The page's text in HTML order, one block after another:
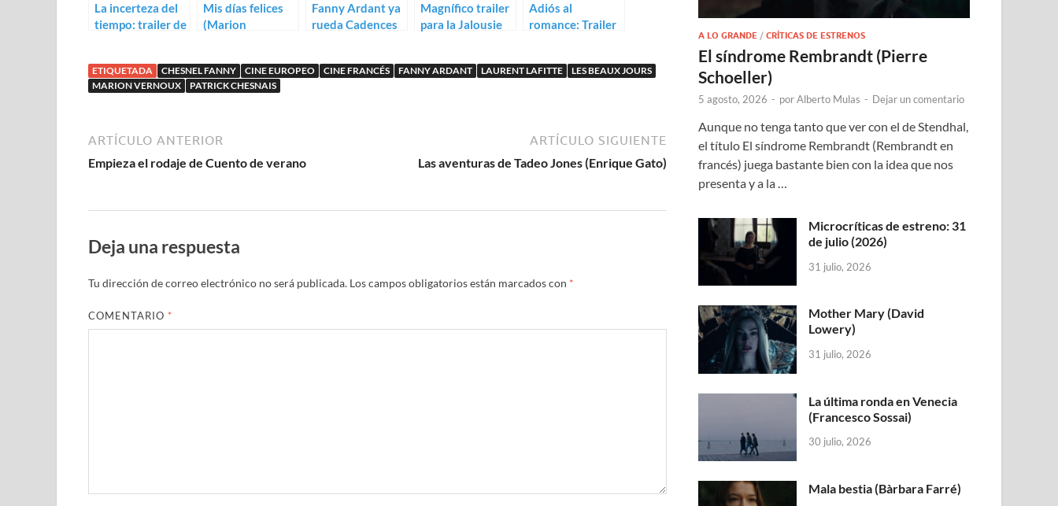
La incerteza del
tiempo: trailer de
Ardant
Mis días felices
(Marion
Fanny Ardant ya
rueda Cadences
Magnífico trailer
para la Jalousie
Adiós al
romance: Trailer
Asia Argento
ETIQUETADA CHESNEL FANNY CINE EUROPEO CINE FRANCÉS FANNY ARDANT LAURENT LAFITTE
LES BEAUX JOURS
MARION VERNOUX
PATRICK CHESNAIS
ARTÍCULO ANTERIOR
Empieza el rodaje de Cuento de verano
ARTÍCULO SIGUIENTE
Las aventuras de Tadeo Jones (Enrique Gato)
Deja una respuesta
Tu dirección de correo electrónico no será publicada. Los campos obligatorios están marcados con *
COMENTARIO *
A LO GRANDE /CRÍTICAS DE ESTRENOS
El síndrome Rembrandt (Pierre
Schoeller)
5 agosto, 2026 - porAlberto Mulas - Dejar un comentario
Aunque no tenga tanto que ver con el de Stendhal,
el título El síndrome Rembrandt (Rembrandt en
francés) juega bastante bien con la idea que nos
presenta y a la …
Microcríticas de estreno: 31
de julio (2026)
31 julio, 2026
Mother Mary (David
Lowery)
31 julio, 2026
La última ronda en Venecia
(Francesco Sossai)
30 julio, 2026
Mala bestia (Bàrbara Farré)